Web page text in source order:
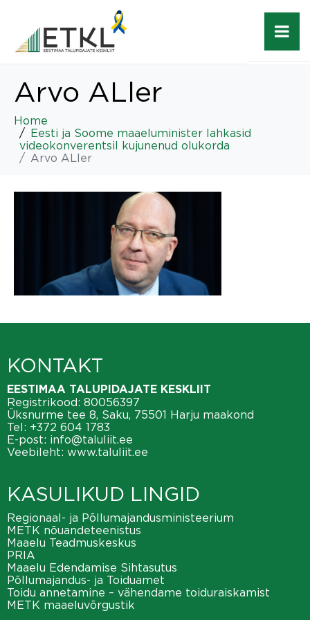
Arvo ALler
Home
Eesti ja Soome maaeluminister lahkasid
videokonverentsil kujunenud olukorda
Arvo ALler
KONTAKT
EESTIMAA TALUPIDAJATE KESKLIIT
Registrikood: 80056397
Üksnurme tee 8, Saku, 75501 Harju maakond
Tel: +372 604 1783
E-post: info@taluliit.ee
Veebileht: www.taluliit.ee
KASULIKUD LINGID
Regionaal- ja Põllumajandusministeerium
METK nõuandeteenistus
Maaelu Teadmuskeskus
PRIA
Maaelu Edendamise Sihtasutus
Põllumajandus- ja Toiduamet
Toidu annetamine – vähendame toiduraiskamist
METK maaeluvõrgustik